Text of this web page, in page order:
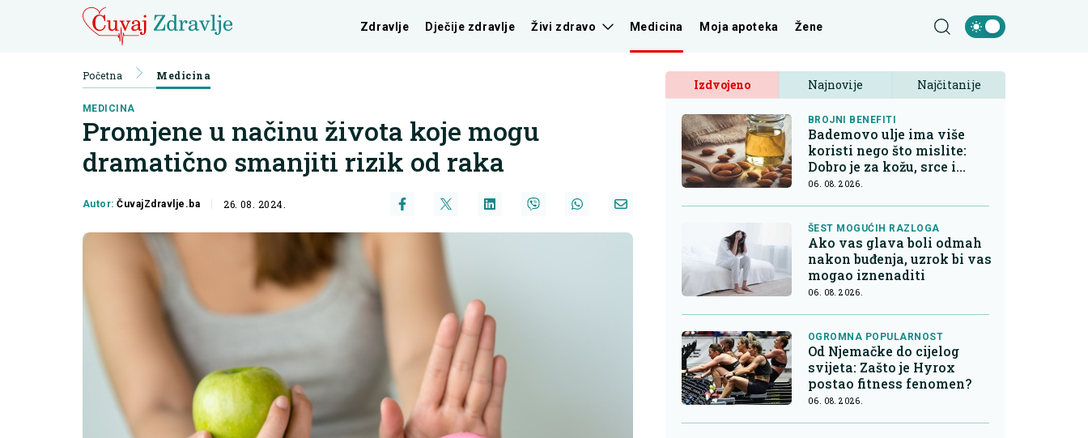
Zdravlje Dječije zdravlje Živi zdravo Medicina Moja apoteka Žene
Početna Medicina
MEDICINA
Promjene u načinu života koje mogu
dramatično smanjiti rizik od raka
Autor:ČuvajZdravlje.ba 26. 08. 2024.
Izdvojeno Najnovije Najčitanije
BROJNI BENEFITI
Bademovo ulje ima više
koristi nego što mislite:
Dobro je za kožu, srce i
kontrolu apetita
06. 08. 2026.
ŠEST MOGUĆIH RAZLOGA
Ako vas glava boli odmah
nakon buđenja, uzrok bi vas
mogao iznenaditi
06. 08. 2026.
OGROMNA POPULARNOST
Od Njemačke do cijelog
svijeta: Zašto je Hyrox
postao fitness fenomen?
06. 08. 2026.